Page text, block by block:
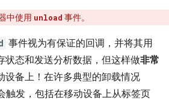
中使用 unload 事件。
事件视为有保证的回调，并将其用
状态和发送分析数据，但这样做非常
设备上！在许多典型的卸载情况
触发，包括在移动设备上从标签页